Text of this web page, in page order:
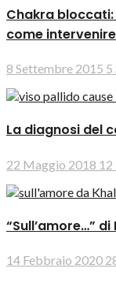
Chakra
come
8 Settembre 2015 5
La diagnosi del
22 Maggio 2018
“Sull’amore…”
14 Febbraio 2020